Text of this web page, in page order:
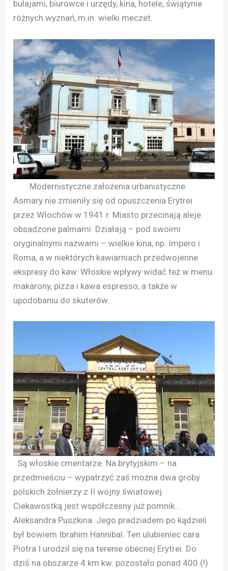
bulajami, biurowce i urzędy, kina, hotele, świątynie
różnych wyznań, m.in. wielki meczet.
Modernistyczne założenia urbanistyczne
Asmary nie zmieniły się od opuszczenia Erytrei
przez Włochów w 1941 r. Miasto przecinają aleje
obsadzone palmami. Działają – pod swoimi
oryginalnymi nazwami – wielkie kina, np. Impero i
Roma, a w niektórych kawiarniach przedwojenne
ekspresy do kaw. Włoskie wpływy widać też w menu:
makarony, pizza i kawa espresso, a także w
upodobaniu do skuterów.
Są włoskie cmentarze. Na brytyjskim – na
przedmieściu – wypatrzyć zaś można dwa groby
polskich żołnierzy z II wojny światowej.
Ciekawostką jest współczesny już pomnik…
Aleksandra Puszkina. Jego pradziadem po kądzieli
był bowiem Ibrahim Hannibal. Ten ulubieniec cara
Piotra I urodził się na terenie obecnej Erytrei. Do
dziś na obszarze 4 km kw. pozostało ponad 400 (!)